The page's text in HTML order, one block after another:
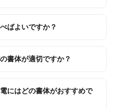
ばよいですか？
書体が適切ですか？
にはどの書体がおすすめで